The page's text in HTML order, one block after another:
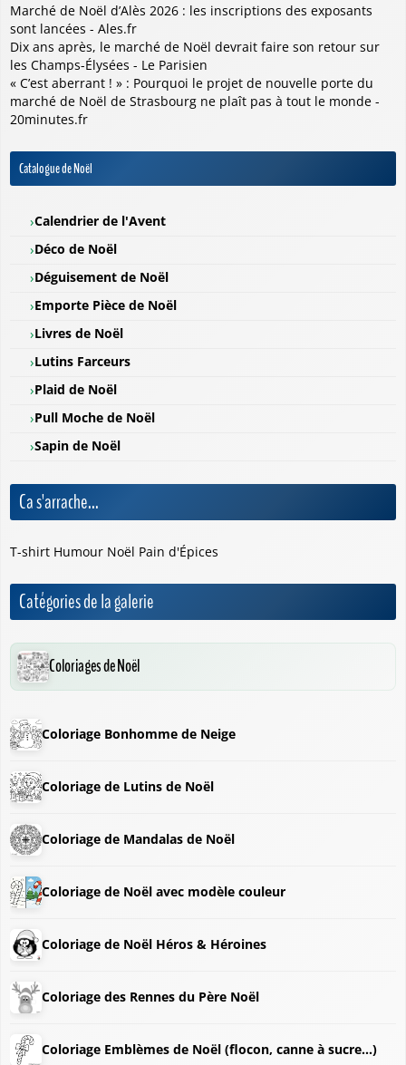
Marché de Noël d’Alès 2026 : les inscriptions des exposants
sont lancées - Ales.fr
Dix ans après, le marché de Noël devrait faire son retour sur
les Champs-Élysées - Le Parisien
« C’est aberrant ! » : Pourquoi le projet de nouvelle porte du
marché de Noël de Strasbourg ne plaît pas à tout le monde -
20minutes.fr
Catalogue de Noël
Calendrier de l'Avent
Déco de Noël
Déguisement de Noël
Emporte Pièce de Noël
Livres de Noël
Lutins Farceurs
Plaid de Noël
Pull Moche de Noël
Sapin de Noël
Ca s'arrache...
T-shirt Humour Noël Pain d'Épices
Catégories de la galerie
Coloriages de Noël
Coloriage Bonhomme de Neige
Coloriage de Lutins de Noël
Coloriage de Mandalas de Noël
Coloriage de Noël avec modèle couleur
Coloriage de Noël Héros & Héroines
Coloriage des Rennes du Père Noël
Coloriage Emblèmes de Noël (flocon, canne à sucre...)